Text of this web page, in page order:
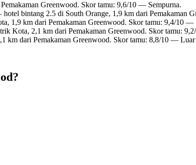
Greenwood. Skor tamu: 9,6/10 — Sempurna.
bintang 2.5 di South Orange, 1,9 km dari Pemakaman
1,9 km dari Pemakaman Greenwood. Skor tamu: 9,4/10 —
Kota, 2,1 km dari Pemakaman Greenwood. Skor tamu:
km dari Pemakaman Greenwood. Skor tamu: 8,8/10 — Luar